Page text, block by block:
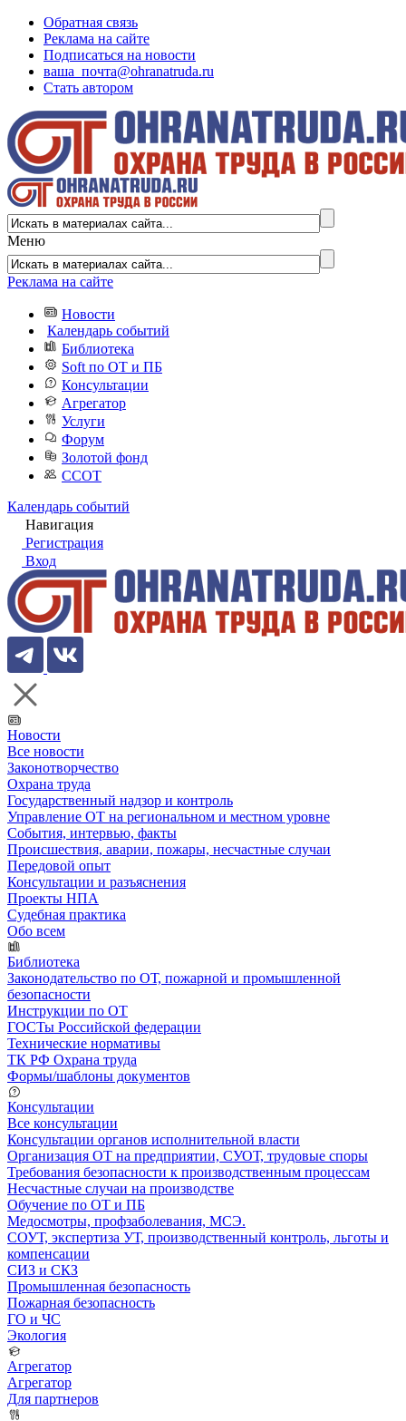
Обратная связь
Реклама на сайте
Подписаться на новости
ваша_почта@ohranatruda.ru
Стать автором
Меню
Реклама на сайте
Новости
Календарь событий
Библиотека
Soft по ОТ и ПБ
Консультации
Агрегатор
Услуги
Форум
Золотой фонд
ССОТ
Календарь событий
Навигация
Регистрация
Вход
Новости
Все новости
Законотворчество
Охрана труда
Государственный надзор и контроль
Управление ОТ на региональном и местном уровне
События, интервью, факты
Происшествия, аварии, пожары, несчастные случаи
Передовой опыт
Консультации и разъяснения
Проекты НПА
Судебная практика
Обо всем
Библиотека
Законодательство по ОТ, пожарной и промышленной
безопасности
Инструкции по ОТ
ГОСТы Российской федерации
Технические нормативы
ТК РФ Охрана труда
Формы/шаблоны документов
Консультации
Все консультации
Консультации органов исполнительной власти
Организация ОТ на предприятии, СУОТ, трудовые споры
Требования безопасности к производственным процессам
Несчастные случаи на производстве
Обучение по ОТ и ПБ
Медосмотры, профзаболевания, МСЭ.
СОУТ, экспертиза УТ, производственный контроль, льготы и
компенсации
СИЗ и СКЗ
Промышленная безопасность
Пожарная безопасность
ГО и ЧС
Экология
Агрегатор
Агрегатор
Для партнеров